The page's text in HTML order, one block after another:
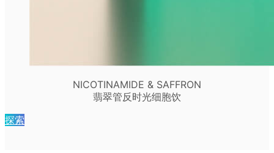
NICOTINAMIDE & SAFFRON
翡翠管反时光细胞饮
探索